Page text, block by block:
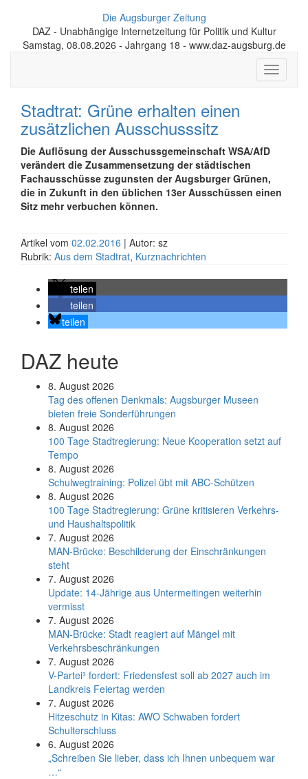
Die Augsburger Zeitung
DAZ - Unabhängige Internetzeitung für Politik und Kultur
Samstag, 08.08.2026 - Jahrgang 18 - www.daz-augsburg.de
Toggle
Stadtrat: Grüne erhalten einen
zusätzlichen Ausschusssitz
Die Auflösung der Ausschussgemeinschaft WSA/AfD
verändert die Zusammensetzung der städtischen
Fachausschüsse zugunsten der Augsburger Grünen,
die in Zukunft in den üblichen 13er Ausschüssen einen
Sitz mehr verbuchen können.
Artikel vom 02.02.2016 | Autor: sz
Rubrik: Aus dem Stadtrat, Kurznachrichten
teilen
teilen
teilen
DAZ heute
8. August 2026
Tag des offenen Denkmals: Augsburger Museen
bieten freie Sonderführungen
8. August 2026
100 Tage Stadtregierung: Neue Kooperation setzt auf
Tempo
8. August 2026
Schul­weg­trai­ning: Poli­zei übt mit ABC-Schüt­zen
8. August 2026
100 Tage Stadtregierung: Grüne kritisieren Verkehrs-
und Haushaltspolitik
7. August 2026
MAN-Brücke: Beschilderung der Einschränkungen
steht
7. August 2026
Update: 14-Jährige aus Untermeitingen weiterhin
vermisst
7. August 2026
MAN-Brücke: Stadt reagiert auf Mängel mit
Verkehrsbeschränkungen
7. August 2026
V-Partei­³ fordert: Friedens­fest soll ab 2027 auch im
Land­kreis Feier­tag werden
7. August 2026
Hitzeschutz in Kitas: AWO Schwaben fordert
Schulterschluss
6. August 2026
„Schreiben Sie lieber, dass ich Ihnen unbequem war
…“